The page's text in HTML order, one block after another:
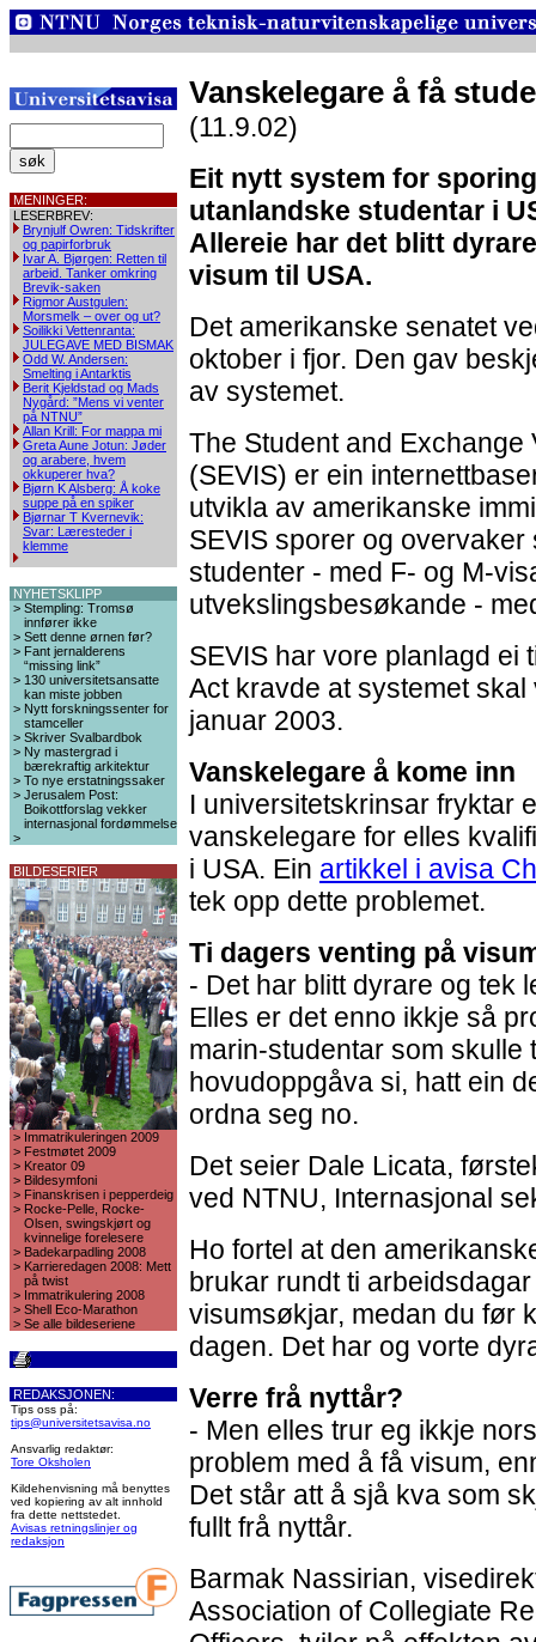
MENINGER:
LESERBREV:
Brynjulf Owren: Tidskrifter
og papirforbruk
Ivar A. Bjørgen: Retten til
arbeid. Tanker omkring
Brevik-saken
Rigmor Austgulen:
Morsmelk – over og ut?
Soilikki Vettenranta:
JULEGAVE MED BISMAK
Odd W. Andersen:
Smelting i Antarktis
Berit Kjeldstad og Mads
Nygård: ”Mens vi venter
på NTNU”
Allan Krill: For mappa mi
Greta Aune Jotun: Jøder
og arabere, hvem
okkuperer hva?
Bjørn K Alsberg: Å koke
suppe på en spiker
Bjørnar T Kvernevik:
Svar: Læresteder i
klemme
NYHETSKLIPP
> Stempling: Tromsø
innfører ikke
> Sett denne ørnen før?
> Fant jernalderens
“missing link”
> 130 universitetsansatte
kan miste jobben
> Nytt forskningssenter for
stamceller
> Skriver Svalbardbok
> Ny mastergrad i
bærekraftig arkitektur
> To nye erstatningssaker
> Jerusalem Post:
Boikottforslag vekker
internasjonal fordømmelse
>
BILDESERIER
> Immatrikuleringen 2009
> Festmøtet 2009
> Kreator 09
> Bildesymfoni
> Finanskrisen i pepperdeig
> Rocke-Pelle, Rocke-
Olsen, swingskjørt og
kvinnelige forelesere
> Badekarpadling 2008
> Karrieredagen 2008: Mett
på twist
> Immatrikulering 2008
> Shell Eco-Marathon
> Se alle bildeseriene
REDAKSJONEN:
Tips oss på:
tips@universitetsavisa.no
Ansvarlig redaktør:
Tore Oksholen
Kildehenvisning må benyttes
ved kopiering av alt innhold
fra dette nettstedet.
Avisas retningslinjer og
redaksjon
Vanskelegare å få
(11.9.02)
Eit nytt system for
utanlandske studentar i
Allereie har det blitt
visum til USA.
Det amerikanske senatet
oktober i fjor. Den gav
av systemet.
The Student and
(SEVIS) er ein
utvikla av amerikanske
SEVIS sporer og
studenter - med F- og M-
utvekslingsbesøkande -
SEVIS har vore planlagd ei
Act kravde at systemet
januar 2003.
Vanskelegare å kome inn
I universitetskrinsar fryktar
vanskelegare for elles
i USA. Ein artikkel i avisa
tek opp dette problemet.
Ti dagers venting på
- Det har blitt dyrare og tek
Elles er det enno ikkje så
marin-studentar som skulle
hovudoppgåva si, hatt ein
ordna seg no.
Det seier Dale Licata,
ved NTNU, Internasjonal
Ho fortel at den
brukar rundt ti
visumsøkjar, medan du før
dagen. Det har og vorte
Verre frå nyttår?
- Men elles trur eg ikkje
problem med å få visum,
Det står att å sjå kva som
fullt frå nyttår.
Barmak Nassirian,
Association of Collegiate